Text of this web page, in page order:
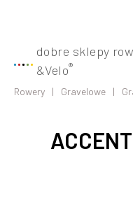
dobre sklepy
&Velo®
Rowery Gravelowe